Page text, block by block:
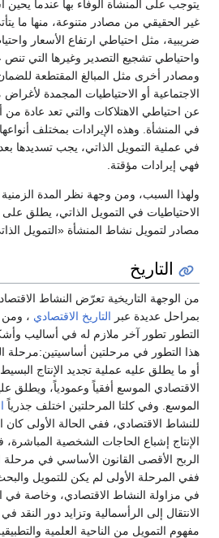
يتوجب على المنشأة الوفاء بها عندما يحين
غير الحقيقي من مصادر متنوعة، منها ما
ضريبية، مثل احتياطي ارتفاع الأسعار
واحتياطي تشجيع التصدير وغيرها التي تنص
ومصادر أخرى مثل المبالغ المقتطعة للضمان
الاجتماعية أو الاحتياطيات المجمدة لأغراض
عن احتياطي الاهتلاكات والتي تعد عادة من
في المنشأة. وهذه الإيرادات بمختلف أنواعها
في عملية التمويل الذاتي، يجب تسديدها
فهي إيرادات مؤقتة.
ولهذا السبب، ومن وجهة نظر المدة الزمنية
الاحتياطيات في التمويل الذاتي، يطلق على
مصادر لتمويل نشاط المنشأة «التمويل الذاتي
التاريخ
من الوجهة التاريخية تعرّض النشاط
بمراحل عديدة عبرالتاريخ الاقتصادي، ومن
التطور تطور آخر ملازم له في أساليب
هذا التطور في مرحلتين أساسيتين:مرحلة
أو ما يطلق عليه عملية تجديد الإنتاج
الاقتصادي الموسع أفقياً وعمودياً، ويطلق عليه
الموسع. وفي كلتا المرحلتين اختلف جذرياً
للنشاط الاقتصادي، ففي الحالة الأولى كان
الإنتاج إشباع الحاجات الشخصية
الربح الأقصى القانون الأساسي في مرحلة
ففي المرحلة الأولى لم يكن للتمويل والبحث
في مزاولة النشاط الاقتصادي، وخاصة في
الانتقال إلى الرأسمالية وتزايد دور النقد في
مفهوم التمويل من الناحية العلمية